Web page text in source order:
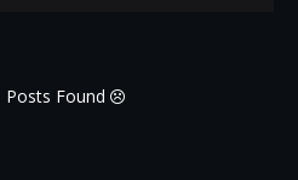
Posts Found